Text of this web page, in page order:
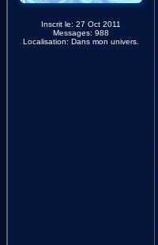
Inscrit le: 27 Oct 2011
Messages: 988
Localisation: Dans mon univers.